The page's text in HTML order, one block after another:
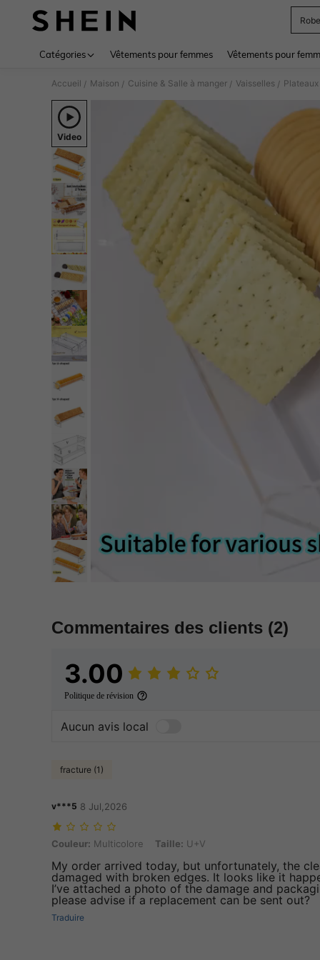
Robe
Catégories Vêtements pour femmes Vêtements pour
Accueil / Maison / Cuisine & Salle à manger / Vaisselles / Plateaux
Video
Commentaires des clients (2)
3.00
Politique de révision
Aucun avis local
fracture (1)
v***5 8 Jul,2026
Couleur: Multicolore, Taille: U+V
Couleur: Multicolore Taille: U+V
My order arrived today, but unfortunately, the
damaged with broken edges. It looks like it
I’ve attached a photo of the damage and
please advise if a replacement can be sent out?
Traduire